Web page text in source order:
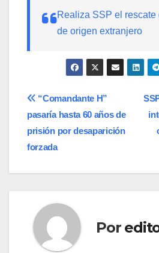
Realiza SSP el
de origen extranjero
Navegación
de
entradas
“Comandante H”
pasaría hasta 60 años de
prisión por desaparición
forzada
Por